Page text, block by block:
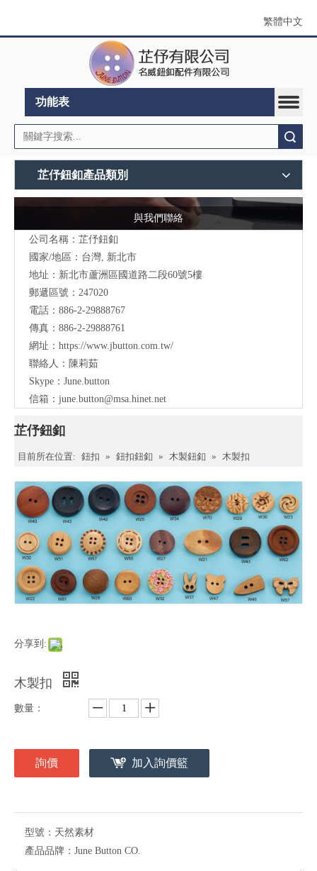
繁體中文
功能表
芷伃鈕釦產品類別
與我們聯絡
公司名稱：芷伃鈕釦
國家/地區：台灣, 新北市
地址： 新北市蘆洲區國道路二段60號5樓
郵遞區號：247020
電話：886-2-29888767
傳真：886-2-29888761
網址： https://www.jbutton.com.tw/
聯絡人：陳莉茹
Skype：June.button
信箱： june.button@msa.hinet.net
芷伃鈕釦
目前所在位置: 鈕扣 » 鈕扣鈕釦 » 木製鈕釦 » 木製扣
分享到:
木製扣
數量：
詢價 加入詢價籃
型號： 天然素材
產品品牌： June Button CO.